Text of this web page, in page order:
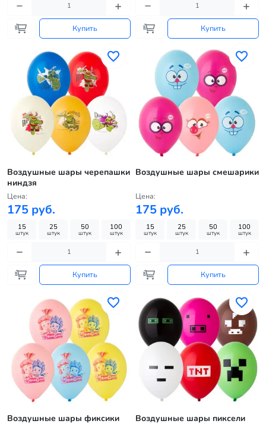
Купить Купить
Воздушные шары черепашки
ниндзя
Цена:
175 руб.
15
штук
25
штук
50
штук
100
штук
Купить
Воздушные шары смешарики
Цена:
175 руб.
15
штук
25
штук
50
штук
100
штук
Купить
Воздушные шары фиксики Воздушные шары пиксели